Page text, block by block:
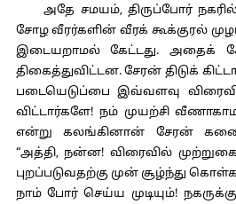
அதே சமயம், திருப்போர் நகரில்
சோழ வீரர்களின் வீரக் கூக்குரல்
இடையறாமல் கேட்டது. அதைக்
திகைத்துவிட்டன. சேரன் திடுக்
படையெடுப்பை இவ்வளவு
விட்டார்களே! நம் முயற்சி
என்று கலங்கினான் சேரன்
“அத்தி, நன்ன! விரைவில்
புறப்படுவதற்கு முன் சூழ்ந்து
நாம் போர் செய்ய முடியும்!